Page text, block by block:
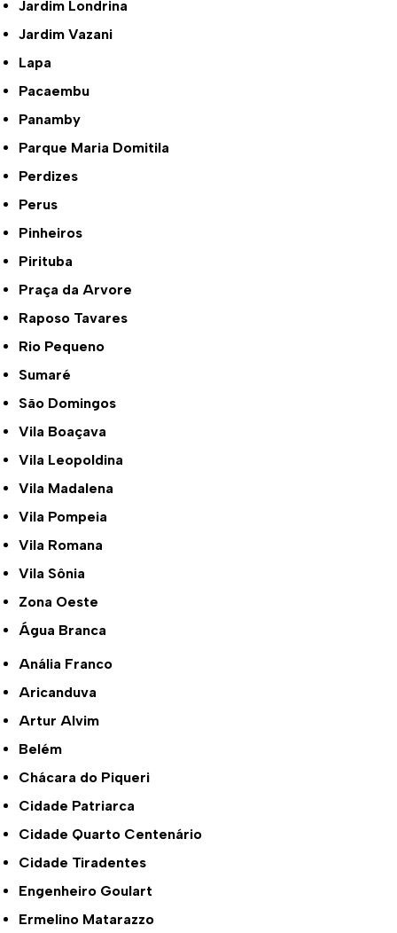
Jardim Londrina
Jardim Vazani
Lapa
Pacaembu
Panamby
Parque Maria Domitila
Perdizes
Perus
Pinheiros
Pirituba
Praça da Arvore
Raposo Tavares
Rio Pequeno
Sumaré
São Domingos
Vila Boaçava
Vila Leopoldina
Vila Madalena
Vila Pompeia
Vila Romana
Vila Sônia
Zona Oeste
Água Branca
Anália Franco
Aricanduva
Artur Alvim
Belém
Chácara do Piqueri
Cidade Patriarca
Cidade Quarto Centenário
Cidade Tiradentes
Engenheiro Goulart
Ermelino Matarazzo